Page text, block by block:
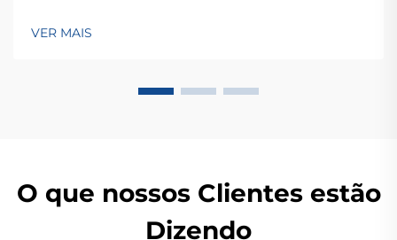
VER MAIS
O que nossos Clientes estão
Dizendo